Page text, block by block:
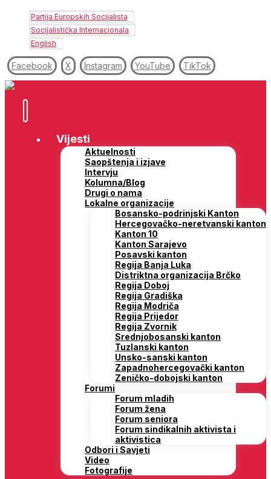
Partija Europskih Socijalista
Socijalistička Internacionala
English
Facebook X Instagram YouTube TikTok
Vijesti
Aktuelnosti
Saopštenja i izjave
Intervju
Kolumna/Blog
Drugi o nama
Lokalne organizacije
Bosansko-podrinjski Kanton
Hercegovačko-neretvanski kanton
Kanton 10
Kanton Sarajevo
Posavski kanton
Regija Banja Luka
Distriktna organizacija Brčko
Regija Doboj
Regija Gradiška
Regija Modriča
Regija Prijedor
Regija Zvornik
Srednjobosanski kanton
Tuzlanski kanton
Unsko-sanski kanton
Zapadnohercegovački kanton
Zeničko-dobojski kanton
Forumi
Forum mladih
Forum žena
Forum seniora
Forum sindikalnih aktivista i
aktivistica
Odbori i Savjeti
Video
Fotografije